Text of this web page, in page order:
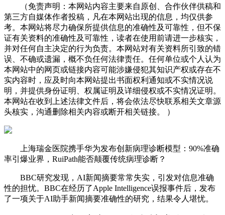
（免责声明：本网站内容主要来自原创、合作伙伴供稿和
第三方自媒体作者投稿，凡在本网站出现的信息，均仅供参
考。本网站将尽力确保所提供信息的准确性及可靠性，但不保
证有关资料的准确性及可靠性，读者在使用前请进一步核实，
并对任何自主决定的行为负责。本网站对有关资料所引致的错
误、不确或遗漏，概不负任何法律责任。任何单位或个人认为
本网站中的网页或链接内容可能涉嫌侵犯其知识产权或存在不
实内容时，应及时向本网站提出书面权利通知或不实情况说
明，并提供身份证明、权属证明及详细侵权或不实情况证明。
本网站在收到上述法律文件后，将会依法尽快联系相关文章源
头核实，沟通删除相关内容或断开相关链接。 ）
上海瑞金医院携手华为发布创新病理诊断模型：90%准确
率引爆业界，RuiPath能否颠覆传统病理诊断？
BBC研究发现，AI新闻摘要常常失实，引发对信息准确
性的担忧。BBC在经历了Apple Intelligence误报事件后，发布
了一项关于AI助手新闻摘要准确性的研究，结果令人堪忧。